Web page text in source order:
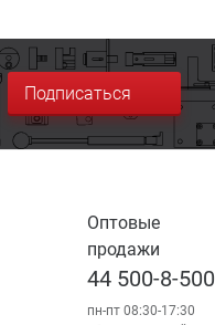
Подписаться
Оптовые
продажи
44 500-8-500
пн-пт 08:30-17:30